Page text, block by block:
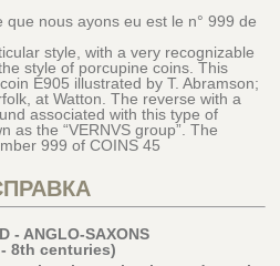
nous ayons eu est le n° 999 de
style, with a very recognizable
style of porcupine coins. This
E905 illustrated by T. Abramson;
at Watton. The reverse with a
associated with this type of
as the “VERNVS group”. The
999 of COINS 45
- ANGLO-SAXONS
8th centuries)